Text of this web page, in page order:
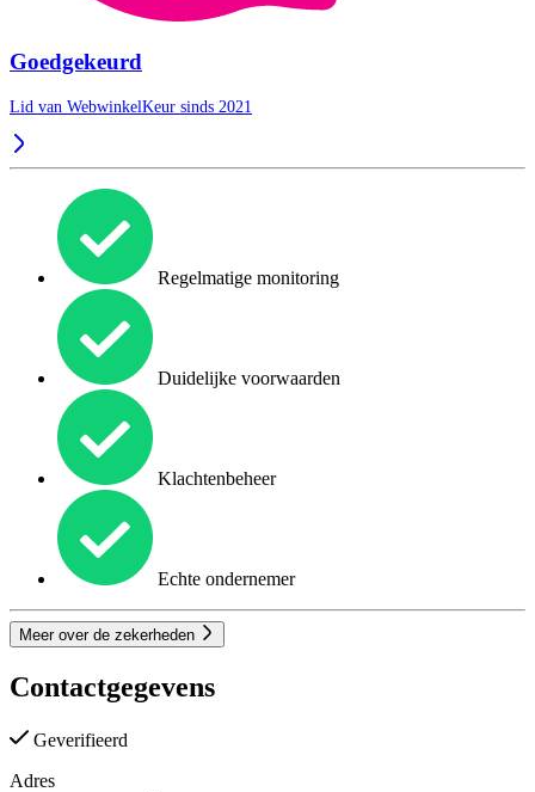
Goedgekeurd
Lid van WebwinkelKeur sinds 2021
Regelmatige monitoring
Duidelijke voorwaarden
Klachtenbeheer
Echte ondernemer
Meer over de zekerheden
Contactgegevens
Geverifieerd
Adres